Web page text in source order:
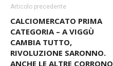
Articolo precedente
CALCIOMERCATO PRIMA
CATEGORIA – A VIGGÙ
CAMBIA TUTTO,
RIVOLUZIONE SARONNO.
ANCHE LE ALTRE CORRONO